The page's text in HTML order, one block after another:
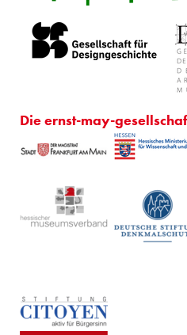
Die ernst-may-